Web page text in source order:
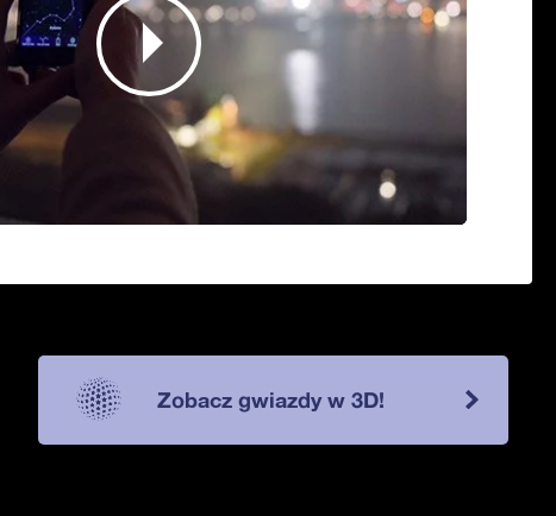
Zobacz gwiazdy w 3D!